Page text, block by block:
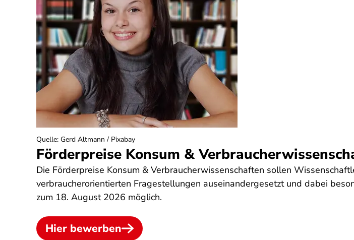
Förderpreise Konsum &
Die Förderpreise Konsum & Verbraucherwissenschaften sollen
verbraucherorientierten Fragestellungen auseinandergesetzt und dabei
zum 18. August 2026 möglich.
Hier bewerben
Quelle: Gerd Altmann / Pixabay